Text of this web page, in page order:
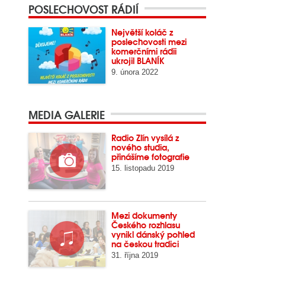
POSLECHOVOST RÁDIÍ
Největší koláč z
poslechovosti mezi
komerčními rádii
ukrojil BLANÍK
9. února 2022
MEDIA GALERIE
Radio Zlín vysílá z
nového studia,
přinášíme fotografie
15. listopadu 2019
Mezi dokumenty
Českého rozhlasu
vynikl dánský pohled
na českou tradici
31. října 2019